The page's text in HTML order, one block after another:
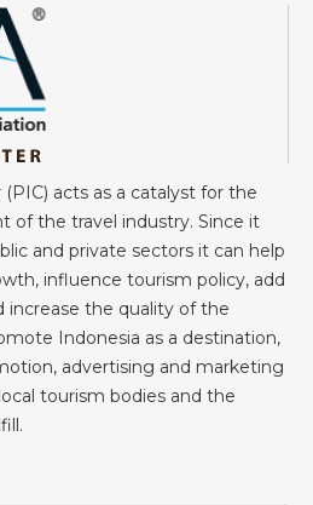
acts as a catalyst for the
of the travel industry. Since it
and private sectors it can help
influence tourism policy, add
the quality of the
Indonesia as a destination,
advertising and marketing
tourism bodies and the